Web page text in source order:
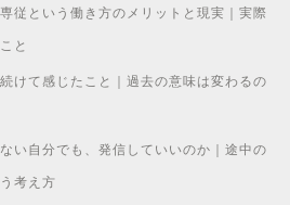
従という働き方のメリットと現実｜実際
と
けて感じたこと｜過去の意味は変わるの
い自分でも、発信していいのか｜途中の
考え方